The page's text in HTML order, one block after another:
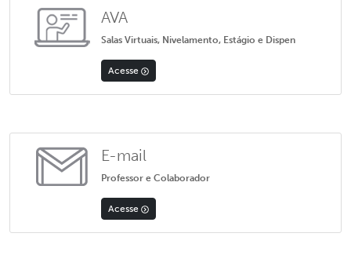
AVA
Salas Virtuais, Nivelamento, Estágio e Dispen
Acesse
E-mail
Professor e Colaborador
Acesse